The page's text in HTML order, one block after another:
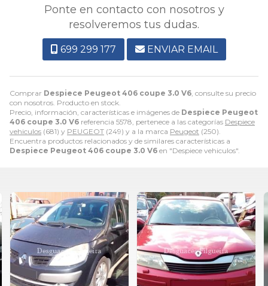
Comprar Despiece Peugeot 406 coupe 3.0 V6 , consulte su precio
con nosotros. Producto en stock.
Precio, información, características e imágenes de Despiece Peugeot
406 coupe 3.0 V6 referencia 5578, pertenece a las categorías Despiece
vehiculos (681) y PEUGEOT (249) y a la marca Peugeot (250).
Encuentra productos relacionados y de similares características a
Despiece Peugeot 406 coupe 3.0 V6 en "Despiece vehiculos".
Ponte en contacto con nosotros y
resolveremos tus dudas.
699 299 177 ENVIAR EMAIL